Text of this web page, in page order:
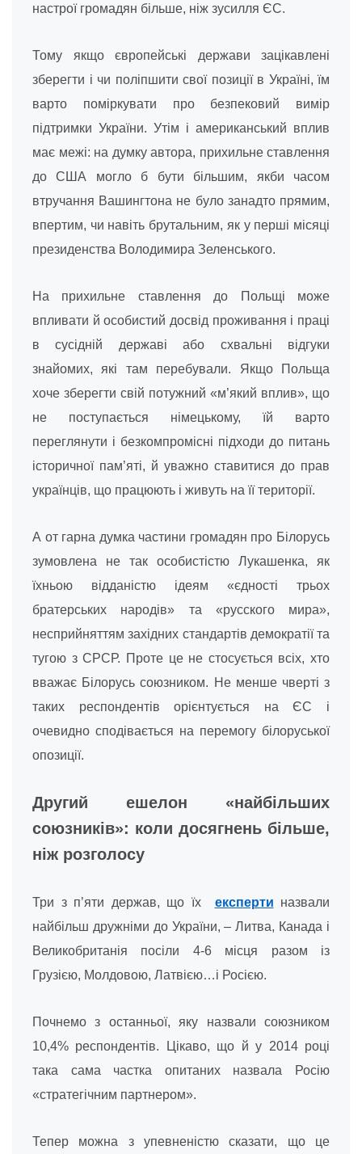
настрої громадян більше, ніж зусилля ЄС.
Тому якщо європейські держави зацікавлені
зберегти і чи поліпшити свої позиції в Україні, їм
варто поміркувати про безпековий вимір
підтримки України. Утім і американський вплив
має межі: на думку автора, прихильне ставлення
до США могло б бути більшим, якби часом
втручання Вашингтона не було занадто прямим,
впертим, чи навіть брутальним, як у перші місяці
президенства Володимира Зеленського.
На прихильне ставлення до Польщі може
впливати й особистий досвід проживання і праці
в сусідній державі або схвальні відгуки
знайомих, які там перебували. Якщо Польща
хоче зберегти свій потужний «м’який вплив», що
не поступається німецькому, їй варто
переглянути і безкомпромісні підходи до питань
історичної пам’яті, й уважно ставитися до прав
українців, що працюють і живуть на її території.
А от гарна думка частини громадян про Білорусь
зумовлена не так особистістю Лукашенка, як
їхньою відданістю ідеям «єдності трьох
братерських народів» та «русского мира»,
несприйняттям західних стандартів демократії та
тугою з СРСР. Проте це не стосується всіх, хто
вважає Білорусь союзником. Не менше чверті з
таких респондентів орієнтується на ЄС і
очевидно сподівається на перемогу білоруської
опозиції.
Другий ешелон «найбільших
союзників»: коли досягнень більше,
ніж розголосу
Три з п’яти держав, що їх експерти назвали
найбільш дружніми до України, – Литва, Канада і
Великобританія посіли 4-6 місця разом із
Грузією, Молдовою, Латвією…і Росією.
Почнемо з останньої, яку назвали союзником
10,4% респондентів. Цікаво, що й у 2014 році
така сама частка опитаних назвала Росію
«стратегічним партнером».
Тепер можна з упевненістю сказати, що це